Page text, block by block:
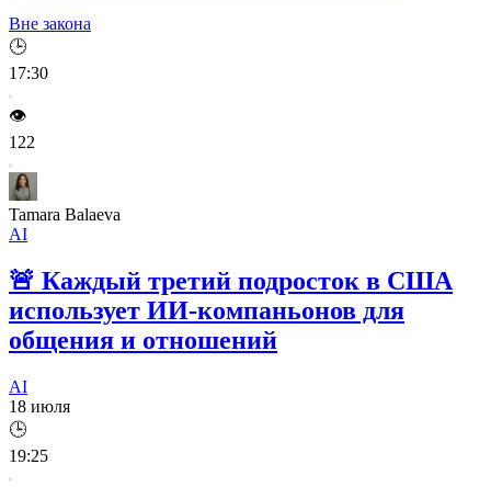
Вне закона
🕒
17:30
👁️
122
Tamara Balaeva
AI
🚨 Каждый третий подросток в США
использует ИИ-компаньонов для
общения и отношений
AI
18 июля
🕒
19:25